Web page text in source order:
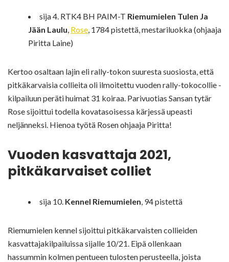
sija 4. RTK4 BH PAIM-T Riemumielen Tulen Ja
Jään Laulu Rose , 1784 pistettä, mestariluokka (ohjaaja
Piritta Laine)
Kertoo osaltaan lajin eli rally-tokon suuresta suosiosta, että
pitkäkarvaisia collieita oli ilmoitettu vuoden rally-tokocollie -
kilpailuun peräti huimat 31 koiraa. Parivuotias Sansan tytär
Rose sijoittui todella kovatasoisessa kärjessä upeasti
neljänneksi. Hienoa työtä Rosen ohjaaja Piritta!
Vuoden kasvattaja 2021,
pitkäkarvaiset colliet
sija 10. Kennel Riemumielen , 94 pistettä
Riemumielen kennel sijoittui pitkäkarvaisten collieiden
kasvattajakilpailuissa sijalle 10/21. Eipä ollenkaan
hassummin kolmen pentueen tulosten perusteella, joista